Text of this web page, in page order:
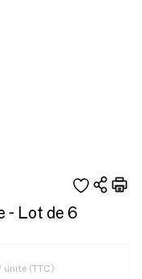
- Lot de 6
unité (TTC)